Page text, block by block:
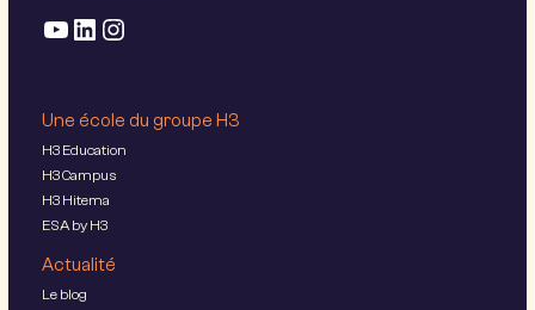
Une école du groupe H3
H3 Education
H3 Campus
H3 Hitema
ESA by H3
Actualité
Le blog